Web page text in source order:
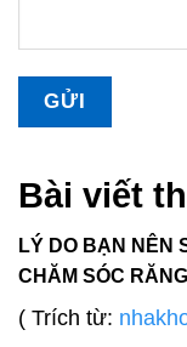
Bài viết
LÝ DO BẠN NÊN
CHĂM SÓC
( Trích từ: